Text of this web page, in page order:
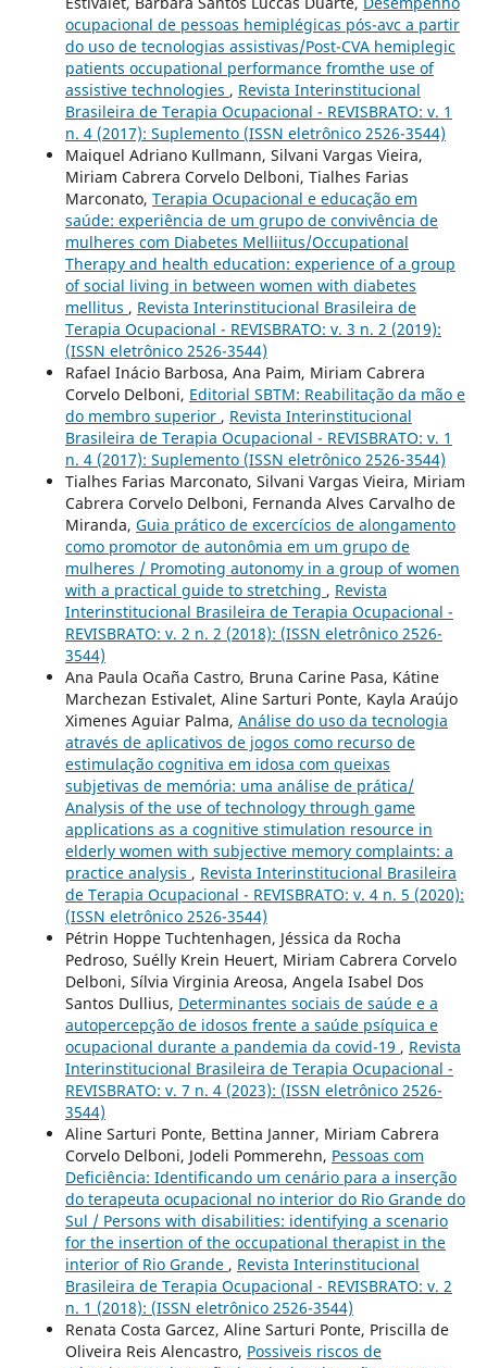
ocupacional de pessoas hemiplégicas pós-avc a partir
do uso de tecnologias assistivas/Post-CVA hemiplegic
patients occupational performance fromthe use of
assistive technologies , Revista Interinstitucional
Brasileira de Terapia Ocupacional - REVISBRATO: v. 1
n. 4 (2017): Suplemento (ISSN eletrônico 2526-3544)
Maiquel Adriano Kullmann, Silvani Vargas Vieira,
Miriam Cabrera Corvelo Delboni, Tialhes Farias
Marconato, Terapia Ocupacional e educação em
saúde: experiência de um grupo de convivência de
mulheres com Diabetes Melliitus/Occupational
Therapy and health education: experience of a group
of social living in between women with diabetes
mellitus , Revista Interinstitucional Brasileira de
Terapia Ocupacional - REVISBRATO: v. 3 n. 2 (2019):
(ISSN eletrônico 2526-3544)
Rafael Inácio Barbosa, Ana Paim, Miriam Cabrera
Corvelo Delboni, Editorial SBTM: Reabilitação da mão e
do membro superior , Revista Interinstitucional
Brasileira de Terapia Ocupacional - REVISBRATO: v. 1
n. 4 (2017): Suplemento (ISSN eletrônico 2526-3544)
Tialhes Farias Marconato, Silvani Vargas Vieira, Miriam
Cabrera Corvelo Delboni, Fernanda Alves Carvalho de
Miranda, Guia prático de excercícios de alongamento
como promotor de autonômia em um grupo de
mulheres / Promoting autonomy in a group of women
with a practical guide to stretching , Revista
Interinstitucional Brasileira de Terapia Ocupacional -
REVISBRATO: v. 2 n. 2 (2018): (ISSN eletrônico 2526-
3544)
Ana Paula Ocaña Castro, Bruna Carine Pasa, Kátine
Marchezan Estivalet, Aline Sarturi Ponte, Kayla Araújo
Ximenes Aguiar Palma, Análise do uso da tecnologia
através de aplicativos de jogos como recurso de
estimulação cognitiva em idosa com queixas
subjetivas de memória: uma análise de prática/
Analysis of the use of technology through game
applications as a cognitive stimulation resource in
elderly women with subjective memory complaints: a
practice analysis , Revista Interinstitucional Brasileira
de Terapia Ocupacional - REVISBRATO: v. 4 n. 5 (2020):
(ISSN eletrônico 2526-3544)
Pétrin Hoppe Tuchtenhagen, Jéssica da Rocha
Pedroso, Suélly Krein Heuert, Miriam Cabrera Corvelo
Delboni, Sílvia Virginia Areosa, Angela Isabel Dos
Santos Dullius, Determinantes sociais de saúde e a
autopercepção de idosos frente a saúde psíquica e
ocupacional durante a pandemia da covid-19 , Revista
Interinstitucional Brasileira de Terapia Ocupacional -
REVISBRATO: v. 7 n. 4 (2023): (ISSN eletrônico 2526-
3544)
Aline Sarturi Ponte, Bettina Janner, Miriam Cabrera
Corvelo Delboni, Jodeli Pommerehn, Pessoas com
Deficiência: Identificando um cenário para a inserção
do terapeuta ocupacional no interior do Rio Grande do
Sul / Persons with disabilities: identifying a scenario
for the insertion of the occupational therapist in the
interior of Rio Grande , Revista Interinstitucional
Brasileira de Terapia Ocupacional - REVISBRATO: v. 2
n. 1 (2018): (ISSN eletrônico 2526-3544)
Renata Costa Garcez, Aline Sarturi Ponte, Priscilla de
Oliveira Reis Alencastro, Possiveis riscos de